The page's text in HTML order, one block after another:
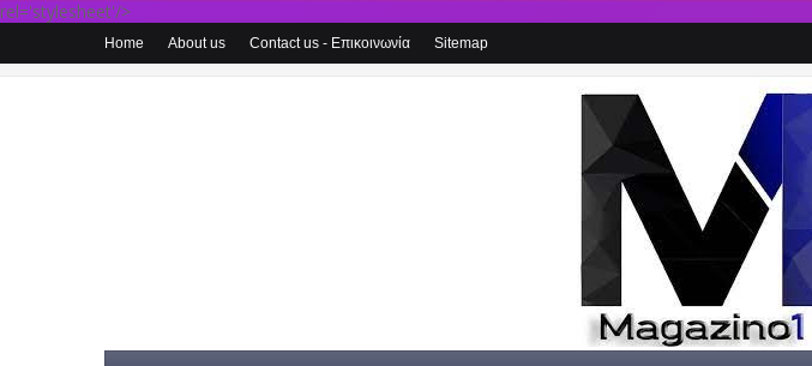
rel='stylesheet'/>
Home About us Contact us - Επικοινωνία Sitemap